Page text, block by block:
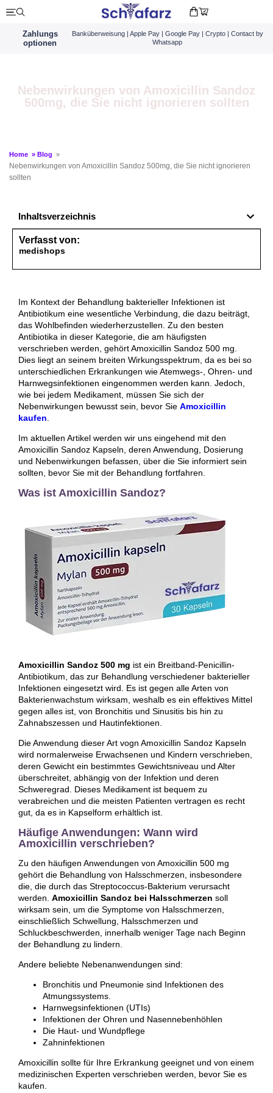
Zahlungs
optionen
Banküberweisung | Apple Pay | Google Pay | Crypto | Contact by
Whatsapp
Nebenwirkungen von Amoxicillin Sandoz
500mg, die Sie nicht ignorieren sollten
Home » Blog »
Nebenwirkungen von Amoxicillin Sandoz 500mg, die Sie nicht ignorieren
sollten
Inhaltsverzeichnis
Verfasst von:
medishops
Im Kontext der Behandlung bakterieller Infektionen ist
Antibiotikum eine wesentliche Verbindung, die dazu beiträgt,
das Wohlbefinden wiederherzustellen. Zu den besten
Antibiotika in dieser Kategorie, die am häufigsten
verschrieben werden, gehört Amoxicillin Sandoz 500 mg.
Dies liegt an seinem breiten Wirkungsspektrum, da es bei so
unterschiedlichen Erkrankungen wie Atemwegs-, Ohren- und
Harnwegsinfektionen eingenommen werden kann. Jedoch,
wie bei jedem Medikament, müssen Sie sich der
Nebenwirkungen bewusst sein, bevor Sie Amoxicillin
kaufen
Im aktuellen Artikel werden wir uns eingehend mit den
Amoxicillin Sandoz Kapseln, deren Anwendung, Dosierung
und Nebenwirkungen befassen, über die Sie informiert sein
sollten, bevor Sie mit der Behandlung fortfahren.
Was ist Amoxicillin Sandoz?
Amoxicillin Sandoz 500 mg ist ein Breitband-Penicillin-
Antibiotikum, das zur Behandlung verschiedener bakterieller
Infektionen eingesetzt wird. Es ist gegen alle Arten von
Bakterienwachstum wirksam, weshalb es ein effektives Mittel
gegen alles ist, von Bronchitis und Sinusitis bis hin zu
Zahnabszessen und Hautinfektionen.
Die Anwendung dieser Art vogn Amoxicillin Sandoz Kapseln
wird normalerweise Erwachsenen und Kindern verschrieben,
deren Gewicht ein bestimmtes Gewichtsniveau und Alter
überschreitet, abhängig von der Infektion und deren
Schweregrad. Dieses Medikament ist bequem zu
verabreichen und die meisten Patienten vertragen es recht
gut, da es in Kapselform erhältlich ist.
Häufige Anwendungen: Wann wird
Amoxicillin verschrieben?
Zu den häufigen Anwendungen von Amoxicillin 500 mg
gehört die Behandlung von Halsschmerzen, insbesondere
die, die durch das Streptococcus-Bakterium verursacht
werden. Amoxicillin Sandoz bei Halsschmerzen soll
wirksam sein, um die Symptome von Halsschmerzen,
einschließlich Schwellung, Halsschmerzen und
Schluckbeschwerden, innerhalb weniger Tage nach Beginn
der Behandlung zu lindern.
Andere beliebte Nebenanwendungen sind:
Bronchitis und Pneumonie sind Infektionen des
Atmungssystems.
Harnwegsinfektionen (UTIs)
Infektionen der Ohren und Nasennebenhöhlen
Die Haut- und Wundpflege
Zahninfektionen
Amoxicillin sollte für Ihre Erkrankung geeignet und von einem
medizinischen Experten verschrieben werden, bevor Sie es
kaufen.